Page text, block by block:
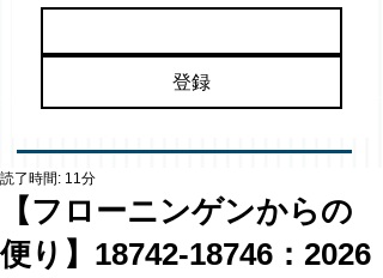
登録
【フローニンゲンからの
便り】18742-18746：2026
読了時間: 11分